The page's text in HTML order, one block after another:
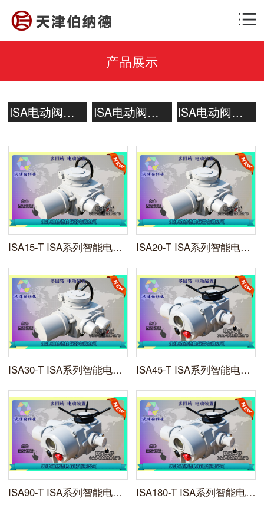
产品展示
ISA电动阀门装置开关型 ISA电动阀门装置整体型 ISA电动阀门装置调节型
ISA15-T ISA系列智能电动调节装置天津伯纳德 ISA20-T ISA系列智能电动调节型装置天津伯纳德
ISA30-T ISA系列智能电动调节装置天津伯纳德 ISA45-T ISA系列智能电动调节装置天津伯纳德
ISA90-T ISA系列智能电动调节装置天津伯纳德 ISA180-T ISA系列智能电动调节装置天津伯纳德